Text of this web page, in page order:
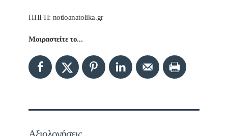
ΠΗΓΗ: notioanatolika.gr
Μοιραστείτε το...